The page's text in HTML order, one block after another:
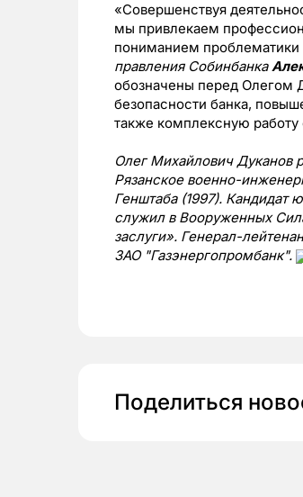
«Совершенствуя
мы привлекаем
пониманием проблематики
правления Собинбанка
обозначены перед Олегом
безопасности банка,
также комплексную
Олег Михайлович Дуканов
Рязанское военно-
Генштаба (1997). Кандидат
служил в Вооруженных
заслуги». Генерал-
ЗАО "Газэнергопромбанк".
Поделиться